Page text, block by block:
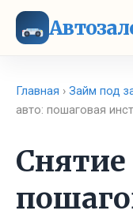
Главная › Займ под
авто: пошаговая
Снятие